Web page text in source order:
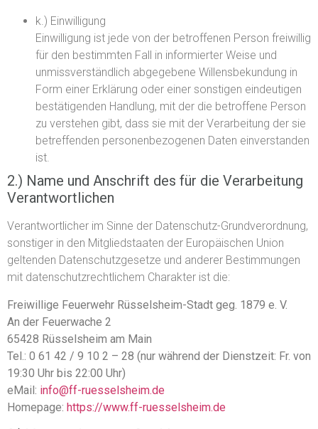
k.) Einwilligung
Einwilligung ist jede von der betroffenen Person freiwillig
für den bestimmten Fall in informierter Weise und
unmissverständlich abgegebene Willensbekundung in
Form einer Erklärung oder einer sonstigen eindeutigen
bestätigenden Handlung, mit der die betroffene Person
zu verstehen gibt, dass sie mit der Verarbeitung der sie
betreffenden personenbezogenen Daten einverstanden
ist.
2.) Name und Anschrift des für die Verarbeitung
Verantwortlichen
Verantwortlicher im Sinne der Datenschutz-Grundverordnung,
sonstiger in den Mitgliedstaaten der Europäischen Union
geltenden Datenschutzgesetze und anderer Bestimmungen
mit datenschutzrechtlichem Charakter ist die:
Freiwillige Feuerwehr Rüsselsheim-Stadt geg. 1879 e. V.
An der Feuerwache 2
65428 Rüsselsheim am Main
Tel.: 0 61 42 / 9 10 2 – 28 (nur während der Dienstzeit: Fr. von
19:30 Uhr bis 22:00 Uhr)
eMail: info@ff-ruesselsheim.de
Homepage: https://www.ff-ruesselsheim.de